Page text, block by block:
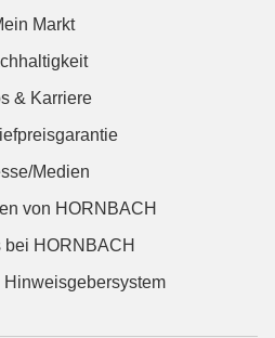
Markt
& Karriere
Medien
von HORNBACH
bei HORNBACH